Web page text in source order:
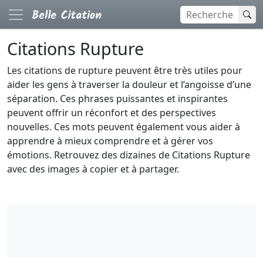
Citations Rupture
Les citations de rupture peuvent être très utiles pour
aider les gens à traverser la douleur et l’angoisse d’une
séparation. Ces phrases puissantes et inspirantes
peuvent offrir un réconfort et des perspectives
nouvelles. Ces mots peuvent également vous aider à
apprendre à mieux comprendre et à gérer vos
émotions. Retrouvez des dizaines de Citations Rupture
avec des images à copier et à partager.